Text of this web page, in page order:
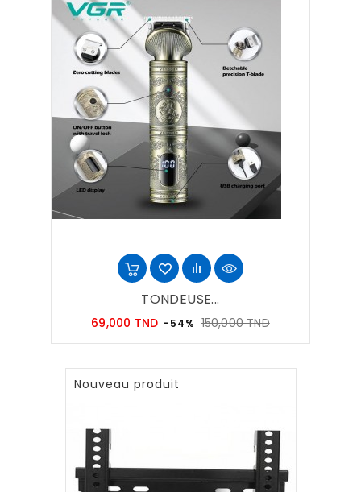
TONDEUSE...
69,000 TND Prix
-54% 150,000 TNDPrix
Nouveau produit